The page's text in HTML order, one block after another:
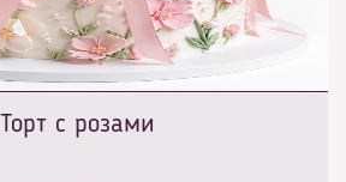
Торт с розами